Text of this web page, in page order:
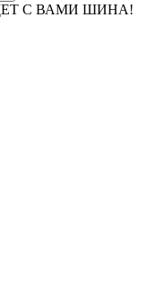
С ВАМИ ШИНА!